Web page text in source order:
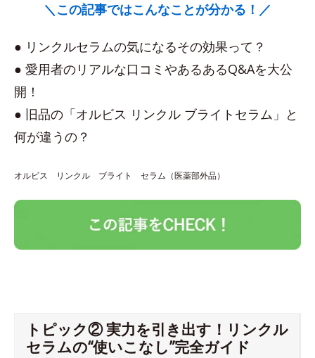
＼この記事ではこんなことが分かる！／
● リンクルセラムの気になるその効果って？
● 愛用者のリアルな口コミやあるあるQ&Aを大公
開！
● 旧品の「オルビス リンクル ブライトセラム」と
何が違うの？
オルビス リンクル ブライト セラム（医薬部外品）
トピック② 実力を引き出す！リンクル
セラムの“使いこなし”完全ガイド